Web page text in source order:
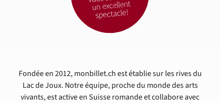
Fondée en 2012, monbillet.ch est établie sur les rives du
Lac de Joux. Notre équipe, proche du monde des arts
vivants, est active en Suisse romande et collabore avec